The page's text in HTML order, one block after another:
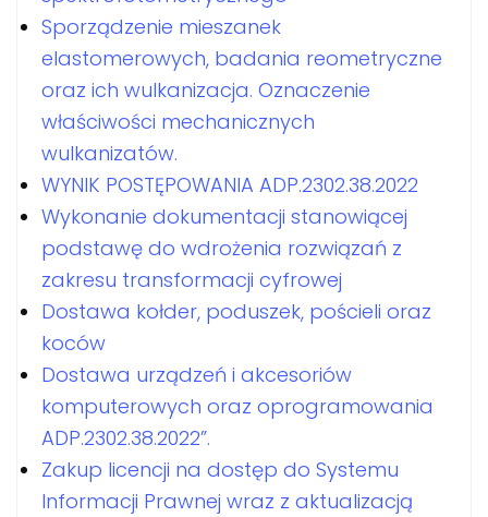
Sporządzenie mieszanek
elastomerowych, badania reometryczne
oraz ich wulkanizacja. Oznaczenie
właściwości mechanicznych
wulkanizatów.
WYNIK POSTĘPOWANIA ADP.2302.38.2022
Wykonanie dokumentacji stanowiącej
podstawę do wdrożenia rozwiązań z
zakresu transformacji cyfrowej
Dostawa kołder, poduszek, pościeli oraz
koców
Dostawa urządzeń i akcesoriów
komputerowych oraz oprogramowania
ADP.2302.38.2022”.
Zakup licencji na dostęp do Systemu
Informacji Prawnej wraz z aktualizacją